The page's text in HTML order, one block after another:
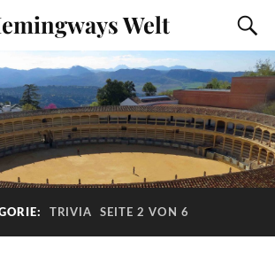
Welt
TRIVIA SEITE 2 VON 6